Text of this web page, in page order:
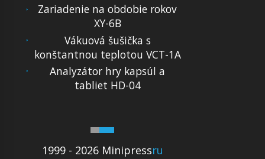
1999 - 2026 Minipressru
Zariadenie na obdobie rokov
XY-6B
Vákuová šušička s
konštantnou teplotou VCT-1A
Analyzátor hry kapsúl a
tabliet HD-04